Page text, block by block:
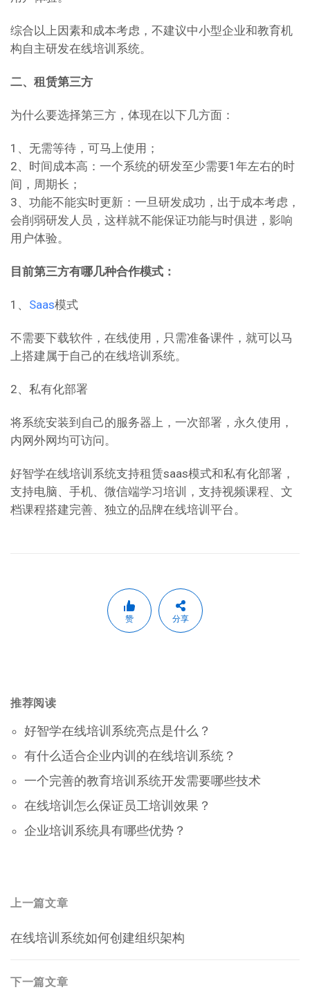
综合以上因素和成本考虑，不建议中小型企业和教育机
构自主研发在线培训系统。
二、租赁第三方
为什么要选择第三方，体现在以下几方面：
1、无需等待，可马上使用；
2、时间成本高：一个系统的研发至少需要1年左右的时
间，周期长；
3、功能不能实时更新：一旦研发成功，出于成本考虑，
会削弱研发人员，这样就不能保证功能与时俱进，影响
用户体验。
目前第三方有哪几种合作模式：
1、 Saas模式
不需要下载软件，在线使用，只需准备课件，就可以马
上搭建属于自己的在线培训系统。
2、私有化部署
将系统安装到自己的服务器上，一次部署，永久使用，
内网外网均可访问。
好智学在线培训系统支持租赁saas模式和私有化部署，
支持电脑、手机、微信端学习培训，支持视频课程、文
档课程搭建完善、独立的品牌在线培训平台。
赞 分享
推荐阅读
好智学在线培训系统亮点是什么？
有什么适合企业内训的在线培训系统？
一个完善的教育培训系统开发需要哪些技术
在线培训怎么保证员工培训效果？
企业培训系统具有哪些优势？
文
章
航
上一篇文章
一
文
在线培训系统如何创建组织架构
下一篇文章